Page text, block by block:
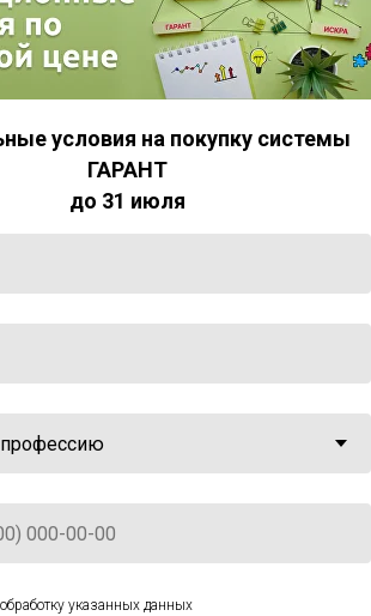
«Гарант» стала
премии «Время
Система
ГАРАНТ
правовая информация
для максимально
работы с ней.
условия на покупку системы
ГАРАНТ
до 31 июля
указанных данных